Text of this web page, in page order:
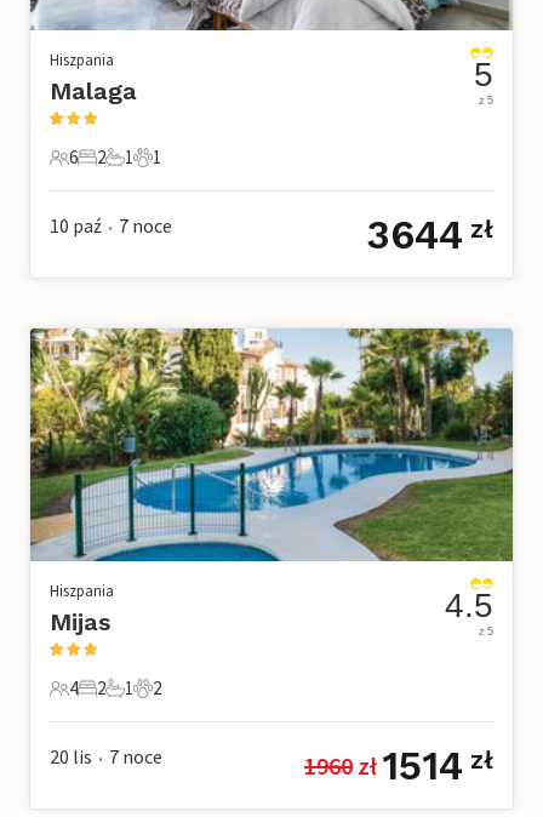
Hiszpania
Malaga
6 Goście
6
2 Sypialnie
2
1 Łazienka
1
1 Zwierzę domowe
1
5
z 5
10 paź • 7 noce 3644 zł
Hiszpania
Mijas
4 Goście
4
2 Sypialnie
2
1 Łazienka
1
2 Zwierzęta domowe
2
4.5
z 5
20 lis • 7 noce 1960 zł 1514 zł